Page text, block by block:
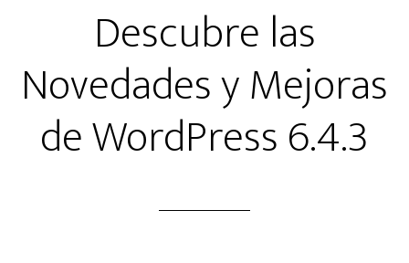
Descubre las
Novedades y Mejoras
de WordPress 6.4.3